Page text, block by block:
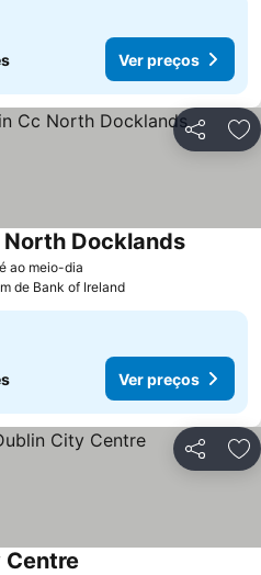
Ver preços
Partilhar
ao meio-dia
North Docklands
de Bank of Ireland
Ver preços
Partilhar
Centre